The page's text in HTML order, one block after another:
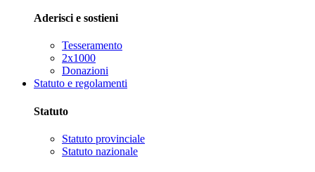
Aderisci e sostieni
Tesseramento
2x1000
Donazioni
Statuto e regolamenti
Statuto
Statuto provinciale
Statuto nazionale